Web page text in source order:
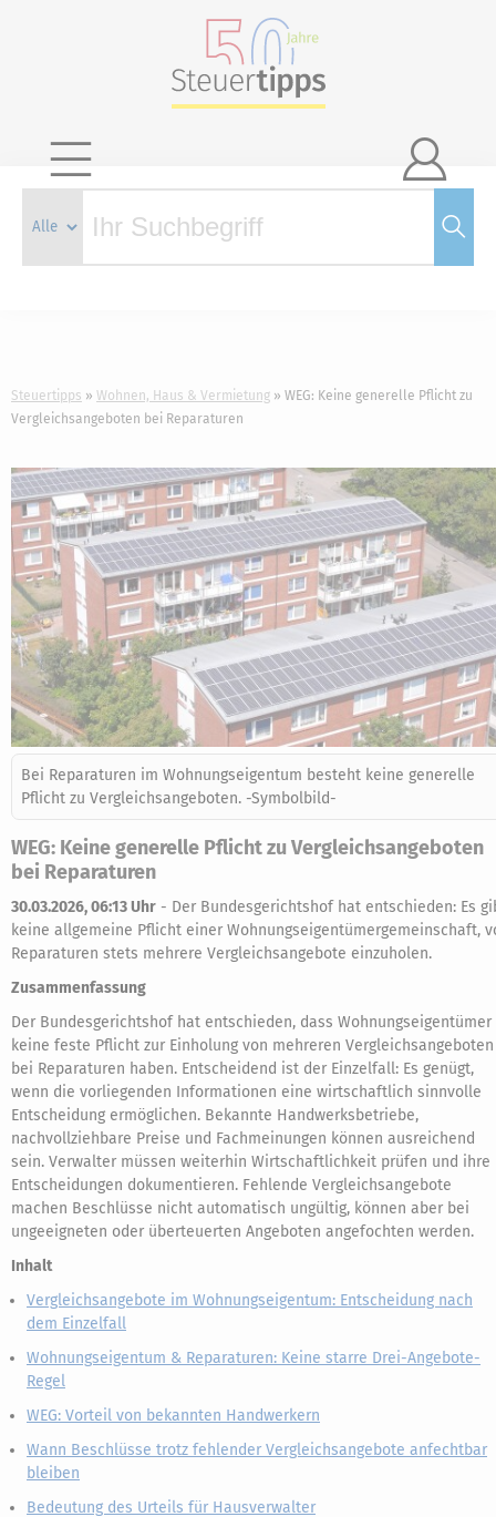

Steuertipps Wohnen, Haus & Vermietung
WEG: Keine generelle Pflicht zu
Vergleichsangeboten bei Reparaturen
Bei Reparaturen im Wohnungseigentum besteht keine generelle
Pflicht zu Vergleichsangeboten. -Symbolbild-
WEG: Keine generelle Pflicht zu Vergleichsangeboten
bei Reparaturen
30.03.2026, 06:13 Uhr - Der Bundesgerichtshof hat entschieden: Es
keine allgemeine Pflicht einer Wohnungseigentümergemeinschaft,
Reparaturen stets mehrere Vergleichsangebote einzuholen.
Zusammenfassung
Der Bundesgerichtshof hat entschieden, dass Wohnungseigentümer
keine feste Pflicht zur Einholung von mehreren Vergleichsangeboten
bei Reparaturen haben. Entscheidend ist der Einzelfall: Es genügt,
wenn die vorliegenden Informationen eine wirtschaftlich sinnvolle
Entscheidung ermöglichen. Bekannte Handwerksbetriebe,
nachvollziehbare Preise und Fachmeinungen können ausreichend
sein. Verwalter müssen weiterhin Wirtschaftlichkeit prüfen und ihre
Entscheidungen dokumentieren. Fehlende Vergleichsangebote
machen Beschlüsse nicht automatisch ungültig, können aber bei
ungeeigneten oder überteuerten Angeboten angefochten werden.
Inhalt
Vergleichsangebote im Wohnungseigentum: Entscheidung nach
dem Einzelfall
Wohnungseigentum & Reparaturen: Keine starre Drei-Angebote-
Regel
WEG: Vorteil von bekannten Handwerkern
Wann Beschlüsse trotz fehlender Vergleichsangebote anfechtbar
bleiben
Bedeutung des Urteils für Hausverwalter